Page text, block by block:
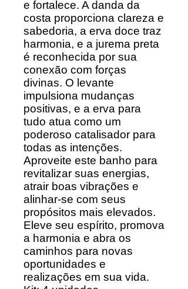
e fortalece. A danda da
costa proporciona clareza e
sabedoria, a erva doce traz
harmonia, e a jurema preta
é reconhecida por sua
conexão com forças
divinas. O levante
impulsiona mudanças
positivas, e a erva para
tudo atua como um
poderoso catalisador para
todas as intenções.
Aproveite este banho para
revitalizar suas energias,
atrair boas vibrações e
alinhar-se com seus
propósitos mais elevados.
Eleve seu espírito, promova
a harmonia e abra os
caminhos para novas
oportunidades e
realizações em sua vida.